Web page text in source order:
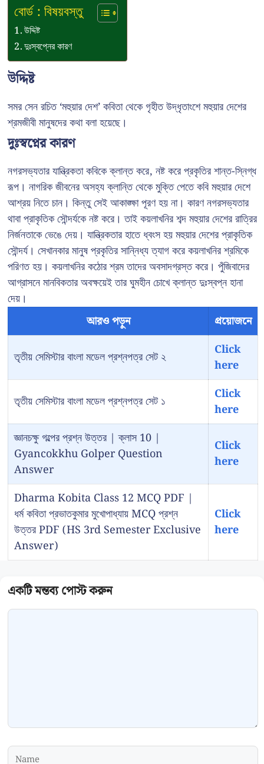
বোর্ড : বিষয়বস্তু
উদ্দিষ্ট
দুঃস্বপ্নের কারণ
উদ্দিষ্ট
সমর সেন রচিত ‘মহুয়ার দেশ’ কবিতা থেকে গৃহীত উদ্ধৃতাংশে মহুয়ার দেশের
শ্রমজীবী মানুষদের কথা বলা হয়েছে।
দুঃস্বপ্নের কারণ
নগরসভ্যতার যান্ত্রিকতা কবিকে ক্লান্ত করে, নষ্ট করে প্রকৃতির শান্ত-স্নিগ্ধ
রূপ। নাগরিক জীবনের অসহ্য ক্লান্তি থেকে মুক্তি পেতে কবি মহুয়ার দেশে
আশ্রয় নিতে চান। কিন্তু সেই আকাঙ্ক্ষা পূরণ হয় না। কারণ নগরসভ্যতার
থাবা প্রাকৃতিক সৌন্দর্যকে নষ্ট করে। তাই কয়লাখনির শব্দ মহুয়ার দেশের রাত্রির
নির্জনতাকে ভেঙে দেয়। যান্ত্রিকতার হাতে ধ্বংস হয় মহুয়ার দেশের প্রাকৃতিক
সৌন্দর্য। সেখানকার মানুষ প্রকৃতির সান্নিধ্য ত্যাগ করে কয়লাখনির শ্রমিকে
পরিণত হয়। কয়লাখনির কঠোর শ্রম তাদের অবসাদগ্রস্ত করে। পুঁজিবাদের
আগ্রাসনে মানবিকতার অবক্ষয়েই তার ঘুমহীন চোখে ক্লান্ত দুঃস্বপ্ন হানা
দেয়।
আরও পড়ুন
প্রয়োজনে
তৃতীয় সেমিস্টার বাংলা মডেল প্রশ্নপত্র সেট ২
Click
here
তৃতীয় সেমিস্টার বাংলা মডেল প্রশ্নপত্র সেট ১
Click
here
জ্ঞানচক্ষু গল্পের প্রশ্ন উত্তর | ক্লাস 10 |
Gyancokkhu Golper Question
Answer
Click
here
Dharma Kobita Class 12 MCQ PDF |
ধর্ম কবিতা প্রভাতকুমার মুখোপাধ্যায় MCQ প্রশ্ন
উত্তর PDF (HS 3rd Semester Exclusive
Answer)
Click
here
Comment
Name